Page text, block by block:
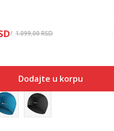
1.099,00RSD
Dodajte u korpu